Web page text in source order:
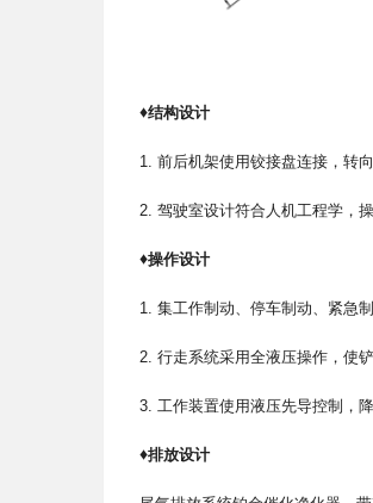
♦结构设计
1. 前后机架使用铰接盘连接，转
2. 驾驶室设计符合人机工程学，操
♦操作设计
1. 集工作制动、停车制动、紧急
2. 行走系统采用全液压操作，使
3. 工作装置使用液压先导控制，
♦排放设计